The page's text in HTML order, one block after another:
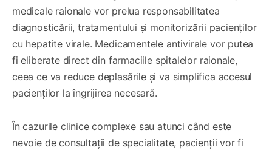
medicale raionale vor prelua responsabilitatea
diagnosticării, tratamentului și monitorizării pacienților
cu hepatite virale. Medicamentele antivirale vor putea
fi eliberate direct din farmaciile spitalelor raionale,
ceea ce va reduce deplasările și va simplifica accesul
pacienților la îngrijirea necesară.
În cazurile clinice complexe sau atunci când este
nevoie de consultații de specialitate, pacienții vor fi